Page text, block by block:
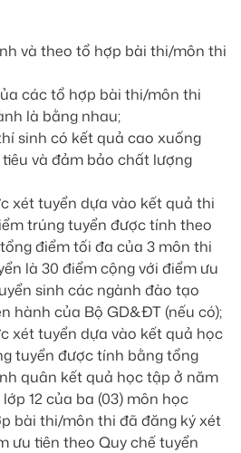
và theo tổ hợp bài thi/môn thi
các tổ hợp bài thi/môn thi
là bằng nhau;
sinh có kết quả cao xuống
và đảm bảo chất lượng
xét tuyển dựa vào kết quả thi
trúng tuyển được tính theo
điểm tối đa của 3 môn thi
là 30 điểm cộng với điểm ưu
sinh các ngành đào tạo
hành của Bộ GD&ĐT (nếu có);
xét tuyển dựa vào kết quả học
tuyển được tính bằng tổng
quân kết quả học tập ở năm
lớp 12 của ba (03) môn học
bài thi/môn thi đã đăng ký xét
ưu tiên theo Quy chế tuyển